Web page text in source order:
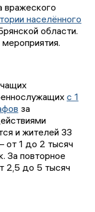
вражеского
населённого
области.
с 1
за
и жителей 33
от 1 до 2 тысяч
За повторное
2,5 до 5 тысяч